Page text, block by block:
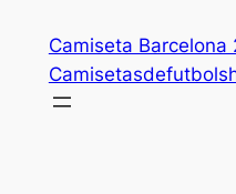
contenido
Camiseta Barcelona